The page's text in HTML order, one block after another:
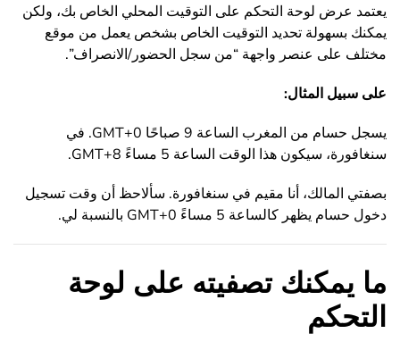
يعتمد عرض لوحة التحكم على التوقيت المحلي الخاص بك، ولكن
يمكنك بسهولة تحديد التوقيت الخاص بشخص يعمل من موقع
مختلف على عنصر واجهة “من سجل الحضور/الانصراف”.
على سبيل المثال:
يسجل حسام من المغرب الساعة 9 صباحًا GMT+0. في
سنغافورة، سيكون هذا الوقت الساعة 5 مساءً GMT+8.
بصفتي المالك، أنا مقيم في سنغافورة. سألاحظ أن وقت تسجيل
دخول حسام يظهر كالساعة 5 مساءً GMT+0 بالنسبة لي.
ما يمكنك تصفيته على لوحة
التحكم